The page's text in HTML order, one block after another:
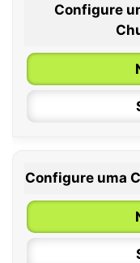
Configure
Configure uma